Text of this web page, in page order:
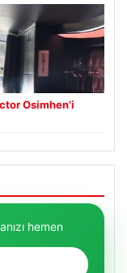
Osimhen’i
hemen